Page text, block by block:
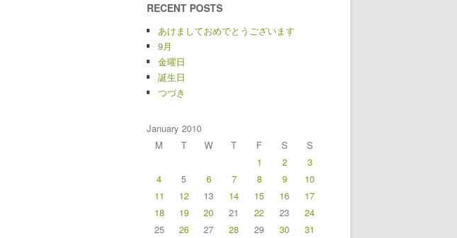
RECENT POSTS
あけましておめでとうございます
9月
金曜日
誕生日
つづき
January 2010
M
T W T F S
S
1
2
3
4
5 6 7 8 9
10
11
12 13 14 15 16
17
18
19 20 21 22 23
24
25
26 27 28 29 30
31